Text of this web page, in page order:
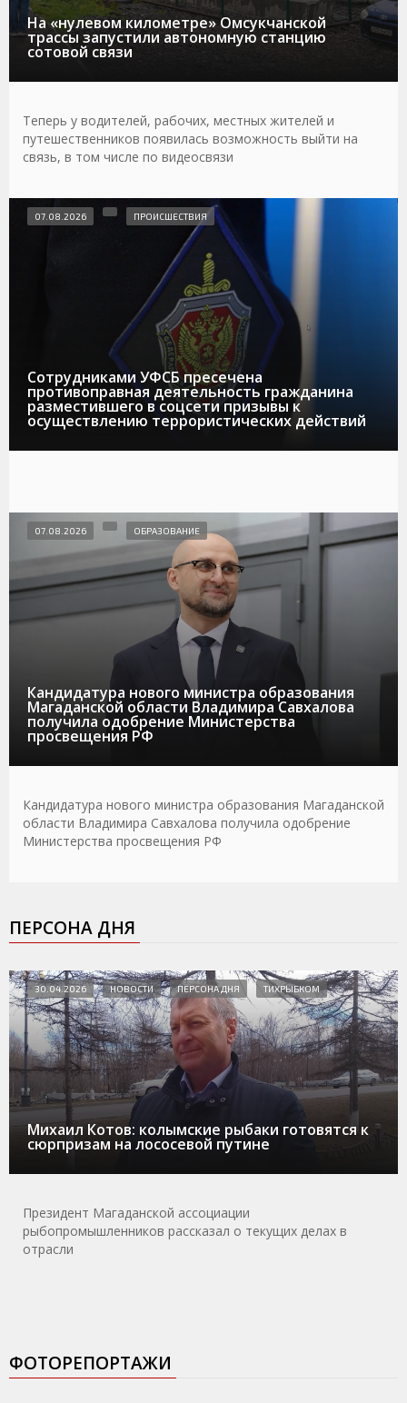
На «нулевом километре» Омсукчанской
трассы запустили автономную станцию
сотовой связи
Теперь у водителей, рабочих, местных жителей и
путешественников появилась возможность выйти на
связь, в том числе по видеосвязи
Сотрудниками УФСБ пресечена
противоправная деятельность гражданина
разместившего в соцсети призывы к
осуществлению террористических действий
07.08.2026 ПРОИСШЕСТВИЯ
Кандидатура нового министра образования
Магаданской области Владимира Савхалова
получила одобрение Министерства
просвещения РФ
07.08.2026 ОБРАЗОВАНИЕ
Кандидатура нового министра образования Магаданской
области Владимира Савхалова получила одобрение
Министерства просвещения РФ
ПЕРСОНА ДНЯ
Михаил Котов: колымские рыбаки готовятся к
сюрпризам на лососевой путине
30.04.2026 НОВОСТИ ПЕРСОНА ДНЯ ТИХРЫБКОМ
Президент Магаданской ассоциации
рыбопромышленников рассказал о текущих делах в
отрасли
ФОТОРЕПОРТАЖИ